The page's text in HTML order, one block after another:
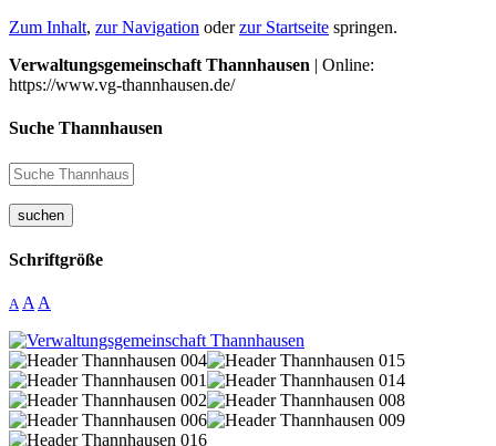
Zum Inhalt, zur Navigation oderzur Startseite springen.
Verwaltungsgemeinschaft Thannhausen | Online:
https://www.vg-thannhausen.de/
Suche Thannhausen
suchen
Schriftgröße
A A A